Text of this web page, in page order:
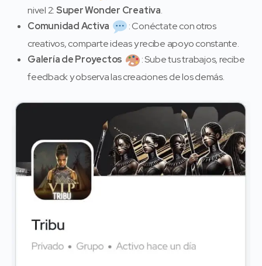
nivel 2: Super Wonder Creativa.
Comunidad Activa
: Conéctate con otros
creativos, comparte ideas y recibe apoyo constante.
Galería de Proyectos
: Sube tus trabajos, recibe
feedback y observa las creaciones de los demás.